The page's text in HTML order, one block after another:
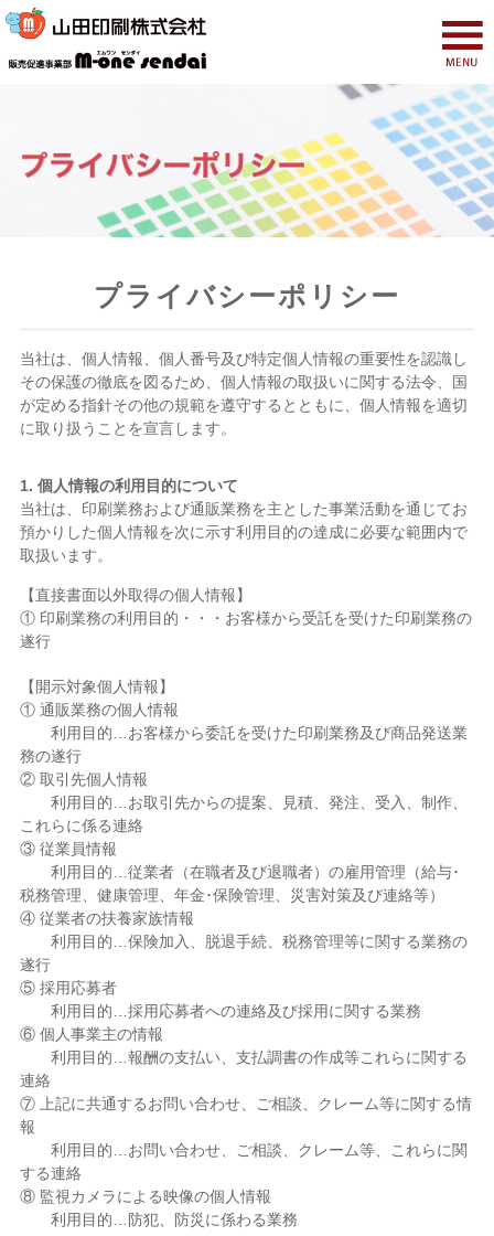
プライバシーポリシー
当社は、個人情報、個人番号及び特定個人情報の重要性を認識し
その保護の徹底を図るため、個人情報の取扱いに関する法令、国
が定める指針その他の規範を遵守するとともに、個人情報を適切
に取り扱うことを宣言します。
1. 個人情報の利用目的について
当社は、印刷業務および通販業務を主とした事業活動を通じてお
預かりした個人情報を次に示す利用目的の達成に必要な範囲内で
取扱います。
【直接書面以外取得の個人情報】
① 印刷業務の利用目的・・・お客様から受託を受けた印刷業務の
遂行
【開示対象個人情報】
① 通販業務の個人情報
利用目的…お客様から委託を受けた印刷業務及び商品発送業
務の遂行
② 取引先個人情報
利用目的…お取引先からの提案、見積、発注、受入、制作、
これらに係る連絡
③ 従業員情報
利用目的…従業者（在職者及び退職者）の雇用管理（給与･
税務管理、健康管理、年金･保険管理、災害対策及び連絡等）
④ 従業者の扶養家族情報
利用目的…保険加入、脱退手続、税務管理等に関する業務の
遂行
⑤ 採用応募者
利用目的…採用応募者への連絡及び採用に関する業務
⑥ 個人事業主の情報
利用目的…報酬の支払い、支払調書の作成等これらに関する
連絡
⑦ 上記に共通するお問い合わせ、ご相談、クレーム等に関する情
報
利用目的…お問い合わせ、ご相談、クレーム等、これらに関
する連絡
⑧ 監視カメラによる映像の個人情報
利用目的…防犯、防災に係わる業務